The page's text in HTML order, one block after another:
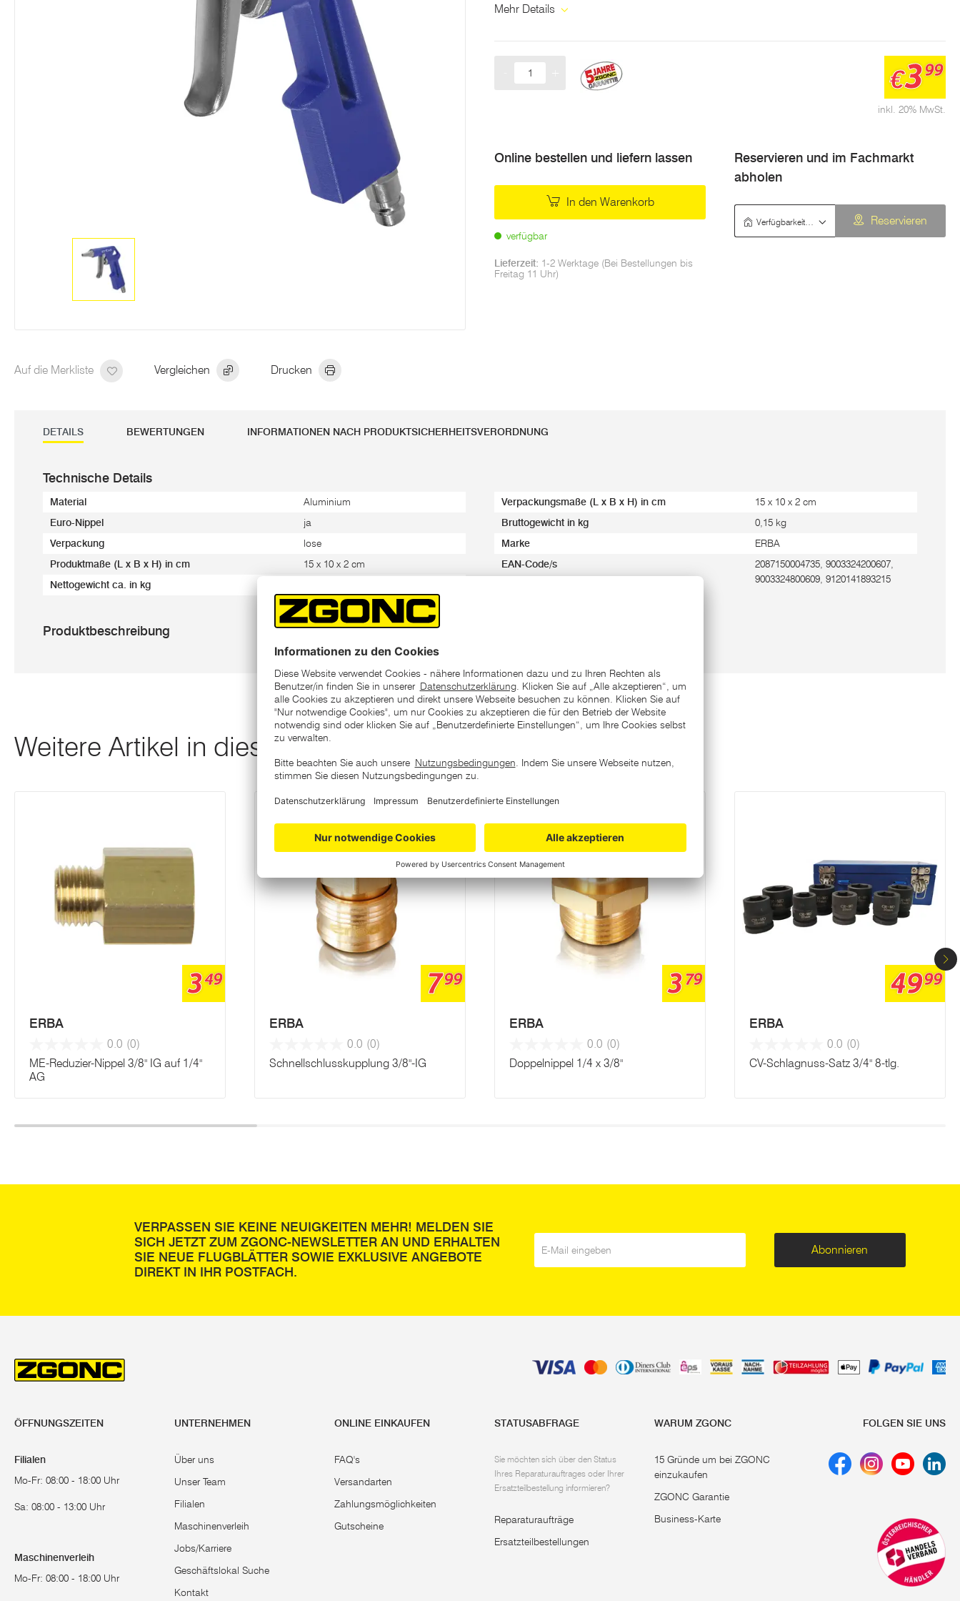
Auf die Merkliste Vergleichen Drucken
derselben
Seite.
Mehr Details
inkl. 20% MwSt.
€399
Online bestellen und liefern lassen
In den Warenkorb
verfügbar
Lieferzeit: 1-2 Werktage (Bei Bestellungen bis
Freitag 11 Uhr)
Reservieren und im Fachmarkt
abholen
Reservieren
DETAILS BEWERTUNGEN INFORMATIONEN NACH PRODUKTSICHERHEITSVERORDNUNG
Technische Details
Material Aluminium
Euro-Nippel ja
Verpackung lose
Produktmaße (L x B x H) in cm 15 x 10 x 2 cm
Nettogewicht ca. in kg
Verpackungsmaße (L x B x H) in cm 15 x 10 x 2 cm
Bruttogewicht in kg 0,15 kg
Marke ERBA
EAN-Code/s
2087150004735, 9003324200607,
9003324800609, 9120141893215
Produktbeschreibung
Weitere Artikel in dieser Kategorie
349
ERBA
0.0 (0)
ME-Reduzier-Nippel 3/8" IG auf 1/4"
AG
799
ERBA
0.0 (0)
Schnellschlusskupplung 3/8"-IG
379
ERBA
0.0 (0)
Doppelnippel 1/4 x 3/8"
4999
ERBA
0.0 (0)
CV-Schlagnuss-Satz 3/4" 8-tlg.
VERPASSEN SIE KEINE NEUIGKEITEN MEHR! MELDEN SIE
SICH JETZT ZUM ZGONC-NEWSLETTER AN UND ERHALTEN
SIE NEUE FLUGBLÄTTER SOWIE EXKLUSIVE ANGEBOTE
DIREKT IN IHR POSTFACH.
Abonnieren
ÖFFNUNGSZEITEN
Filialen
Mo-Fr: 08:00 - 18:00 Uhr
Sa: 08:00 - 13:00 Uhr
Maschinenverleih
Mo-Fr: 08:00 - 18:00 Uhr
UNTERNEHMEN
Über uns
Unser Team
Filialen
Maschinenverleih
Jobs/Karriere
Geschäftslokal Suche
Kontakt
ONLINE EINKAUFEN
FAQ's
Versandarten
Zahlungsmöglichkeiten
Gutscheine
STATUSABFRAGE
Sie möchten sich über den Status
Ihres Reparaturauftrages oder Ihrer
Ersatzteilbestellung informieren?
Reparaturaufträge
Ersatzteilbestellungen
WARUM ZGONC
15 Gründe um bei ZGONC
einzukaufen
ZGONC Garantie
Business-Karte
FOLGEN SIE UNS